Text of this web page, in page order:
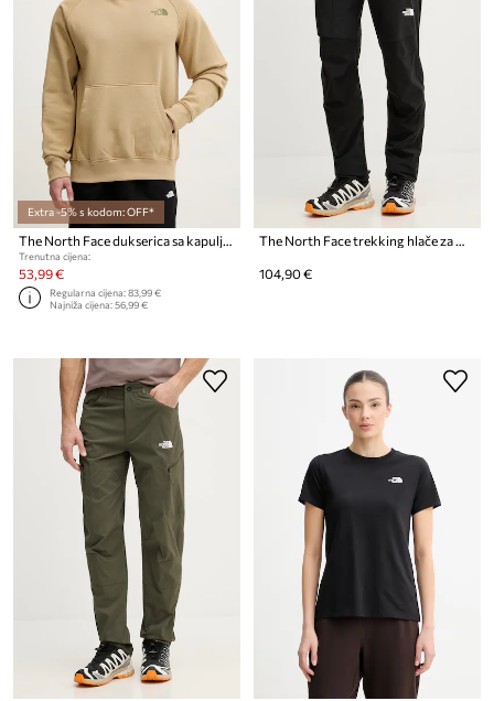
Extra -5% s kodom: OFF*
The North Face dukserica sa kapuljačom za muškarce s pamukom Raglan
Trenutna cijena:
53,99 €
Regularna cijena:83,99 €
Najniža cijena:56,99 €
The North Face trekking hlače za muškarce SPEEDLIGHT
104,90 €